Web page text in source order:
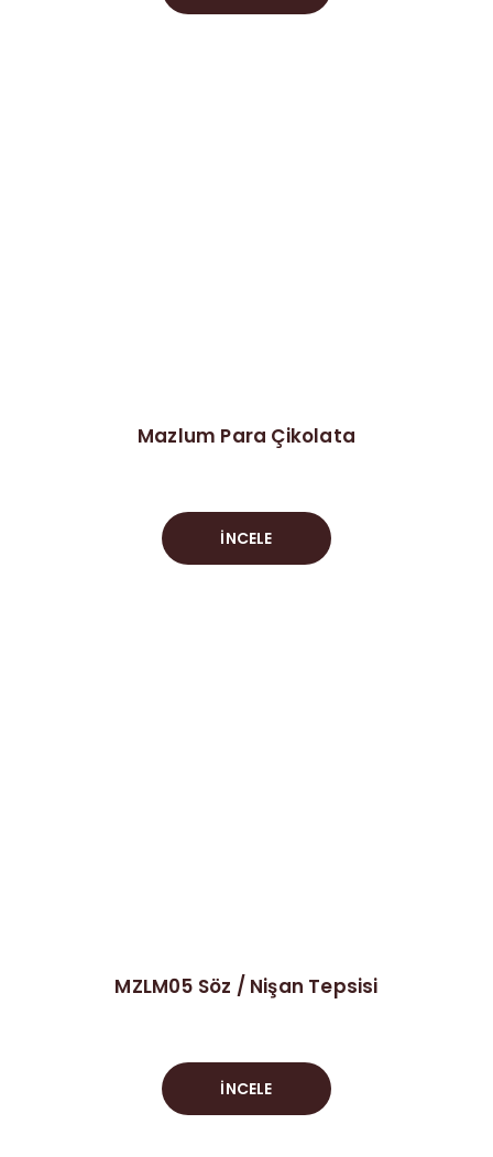
Mazlum Para Çikolata
İNCELE
MZLM05 Söz / Nişan Tepsisi
İNCELE